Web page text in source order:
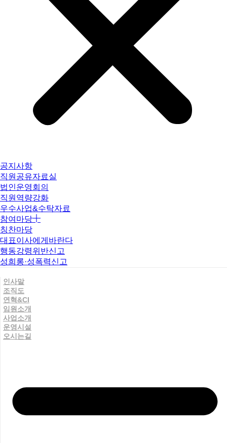
공지사항
직원공유자료실
법인운영회의
직원역량강화
우수사업&수탁자료
참여마당
칭찬마당
대표이사에게바란다
행동강령위반신고
성희롱·성폭력신고
인사말
조직도
연혁&CI
임원소개
사업소개
운영시설
오시는길